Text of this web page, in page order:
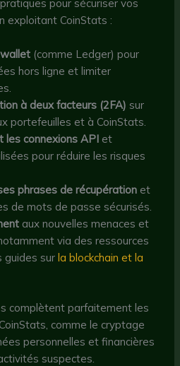
pour sécuriser vos
exploitant CoinStats :
(comme Ledger) pour
hors ligne et limiter
à deux facteurs (2FA) sur
portefeuilles et à CoinStats.
les connexions API et
pour réduire les risques
phrases de récupération et
de mots de passe sécurisés.
aux nouvelles menaces et
via des ressources
guides sur la blockchain et la
complètent parfaitement les
comme le cryptage
personnelles et financières
suspectes.